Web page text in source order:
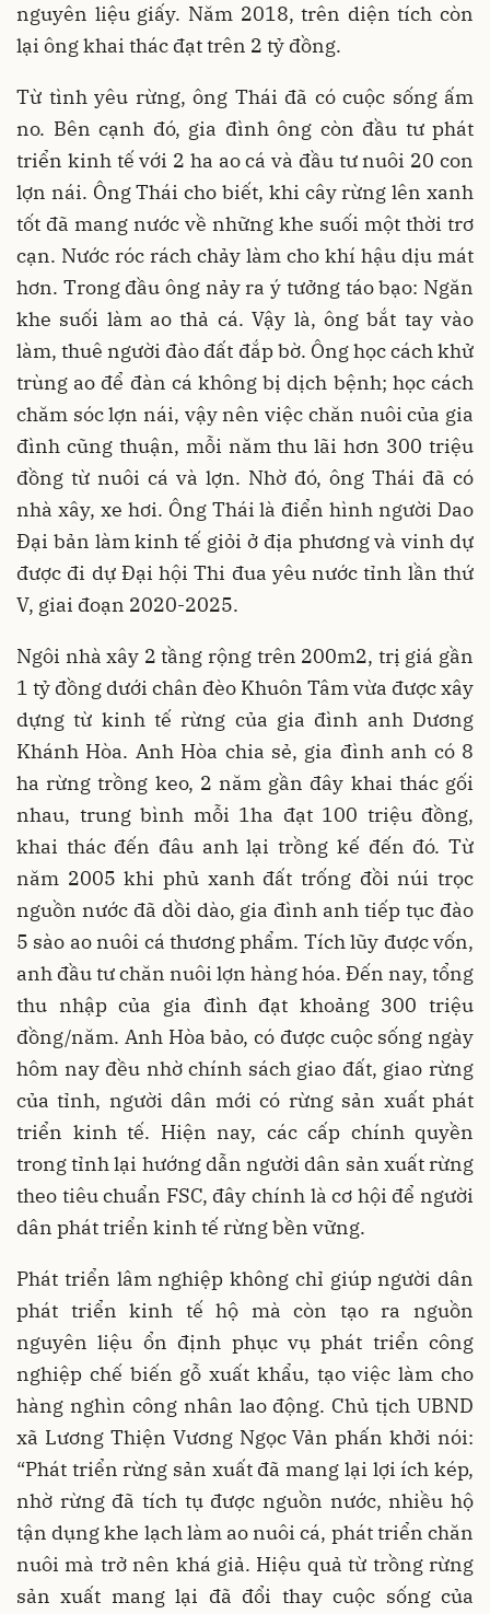
nguyên liệu giấy. Năm 2018, trên diện tích còn
lại ông khai thác đạt trên 2 tỷ đồng.
Từ tình yêu rừng, ông Thái đã có cuộc sống ấm
no. Bên cạnh đó, gia đình ông còn đầu tư phát
triển kinh tế với 2 ha ao cá và đầu tư nuôi 20 con
lợn nái. Ông Thái cho biết, khi cây rừng lên xanh
tốt đã mang nước về những khe suối một thời trơ
cạn. Nước róc rách chảy làm cho khí hậu dịu mát
hơn. Trong đầu ông nảy ra ý tưởng táo bạo: Ngăn
khe suối làm ao thả cá. Vậy là, ông bắt tay vào
làm, thuê người đào đất đắp bờ. Ông học cách khử
trùng ao để đàn cá không bị dịch bệnh; học cách
chăm sóc lợn nái, vậy nên việc chăn nuôi của gia
đình cũng thuận, mỗi năm thu lãi hơn 300 triệu
đồng từ nuôi cá và lợn. Nhờ đó, ông Thái đã có
nhà xây, xe hơi. Ông Thái là điển hình người Dao
Đại bản làm kinh tế giỏi ở địa phương và vinh dự
được đi dự Đại hội Thi đua yêu nước tỉnh lần thứ
V, giai đoạn 2020-2025.
Ngôi nhà xây 2 tầng rộng trên 200m2, trị giá gần
1 tỷ đồng dưới chân đèo Khuôn Tâm vừa được xây
dựng từ kinh tế rừng của gia đình anh Dương
Khánh Hòa. Anh Hòa chia sẻ, gia đình anh có 8
ha rừng trồng keo, 2 năm gần đây khai thác gối
nhau, trung bình mỗi 1ha đạt 100 triệu đồng,
khai thác đến đâu anh lại trồng kế đến đó. Từ
năm 2005 khi phủ xanh đất trống đồi núi trọc
nguồn nước đã dồi dào, gia đình anh tiếp tục đào
5 sào ao nuôi cá thương phẩm. Tích lũy được vốn,
anh đầu tư chăn nuôi lợn hàng hóa. Đến nay, tổng
thu nhập của gia đình đạt khoảng 300 triệu
đồng/năm. Anh Hòa bảo, có được cuộc sống ngày
hôm nay đều nhờ chính sách giao đất, giao rừng
của tỉnh, người dân mới có rừng sản xuất phát
triển kinh tế. Hiện nay, các cấp chính quyền
trong tỉnh lại hướng dẫn người dân sản xuất rừng
theo tiêu chuẩn FSC, đây chính là cơ hội để người
dân phát triển kinh tế rừng bền vững.
Phát triển lâm nghiệp không chỉ giúp người dân
phát triển kinh tế hộ mà còn tạo ra nguồn
nguyên liệu ổn định phục vụ phát triển công
nghiệp chế biến gỗ xuất khẩu, tạo việc làm cho
hàng nghìn công nhân lao động. Chủ tịch UBND
xã Lương Thiện Vương Ngọc Vản phấn khởi nói:
“Phát triển rừng sản xuất đã mang lại lợi ích kép,
nhờ rừng đã tích tụ được nguồn nước, nhiều hộ
tận dụng khe lạch làm ao nuôi cá, phát triển chăn
nuôi mà trở nên khá giả. Hiệu quả từ trồng rừng
sản xuất mang lại đã đổi thay cuộc sống của